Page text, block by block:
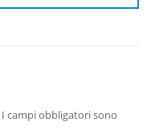
I campi obbligatori sono